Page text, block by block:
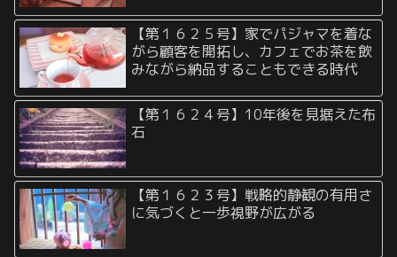
【第１６２５号】家でパジャマを着な
がら顧客を開拓し、カフェでお茶を飲
みながら納品することもできる時代
【第１６２４号】10年後を見据えた布
石
【第１６２３号】戦略的静観の有用さ
に気づくと一歩視野が広がる